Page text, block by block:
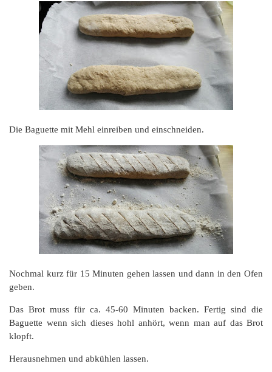
Die Baguette mit Mehl einreiben und einschneiden.
Nochmal kurz für 15 Minuten gehen lassen und dann in den Ofen
geben.
Das Brot muss für ca. 45-60 Minuten backen. Fertig sind die
Baguette wenn sich dieses hohl anhört, wenn man auf das Brot
klopft.
Herausnehmen und abkühlen lassen.